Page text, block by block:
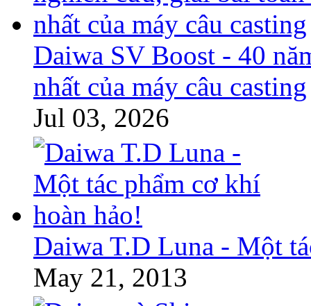
Daiwa SV Boost - 40
nhất của máy câu casting
Jul 03, 2026
Daiwa T.D Luna - Một
May 21, 2013